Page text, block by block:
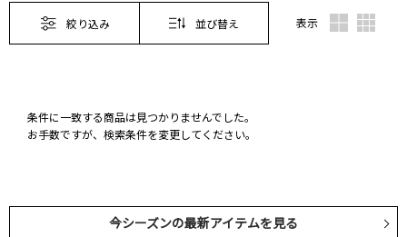
絞り込み 並び替え 表示
条件に一致する商品は見つかりませんでした。
お手数ですが、検索条件を変更してください。
今シーズンの最新アイテムを見る